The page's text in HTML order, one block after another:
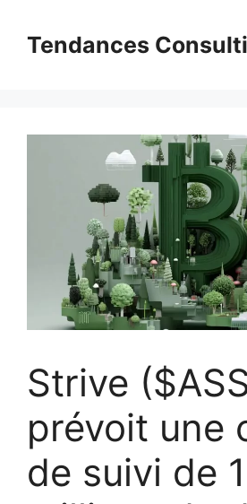
contenuTendances
Strive
prévoit une
de suivi de